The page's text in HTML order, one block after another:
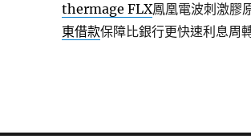
thermage FLX鳳凰電波刺激膠
東借款保障比銀行更快速利息周